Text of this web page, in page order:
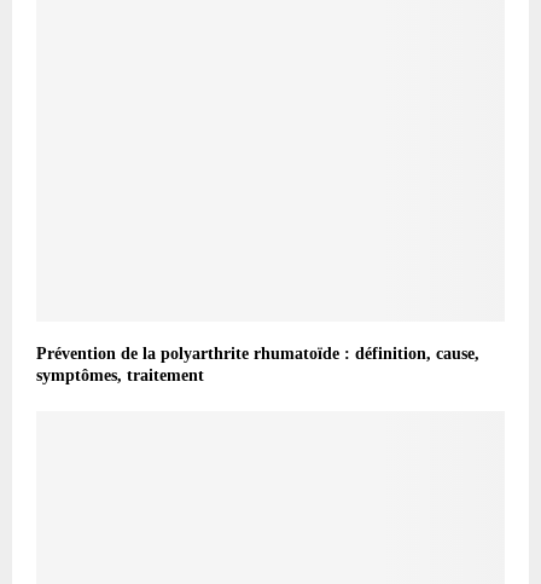
Prévention de la polyarthrite rhumatoïde : définition, cause,
symptômes, traitement